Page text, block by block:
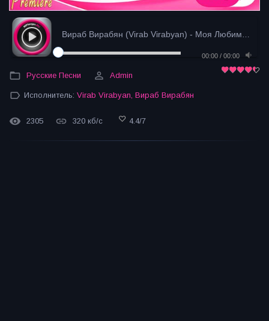
00:00 / 00:00
Русские Песни Admin
Исполнитель: Virab Virabyan Вираб Вирабян
2305 320 кб/с 4.4/7